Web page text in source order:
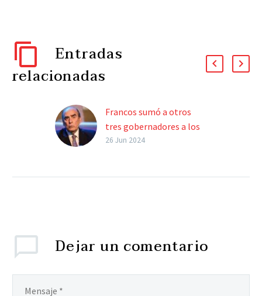
Entradas
relacionadas
Francos sumó a otros
tres gobernadores a los
acuerdos para finalizar
26 Jun 2024
Dejarun comentario